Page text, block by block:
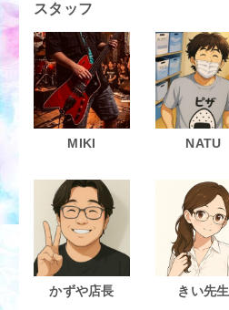
スタッフ
MIKI NATU
かずや店長 きい先生